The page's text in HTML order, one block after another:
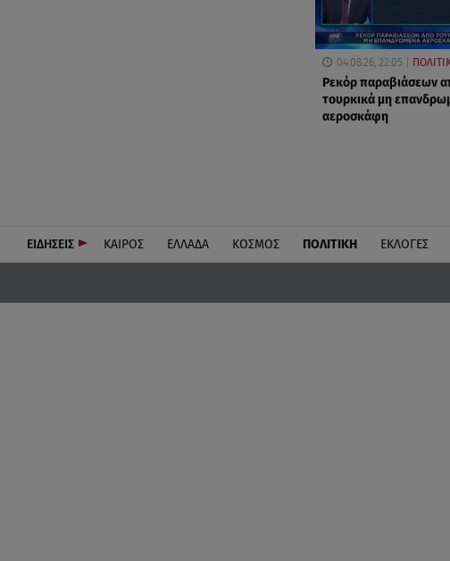
04.08.26, 22:05
Ρεκόρ παραβιάσεων
τουρκικά μη
αεροσκάφη
ΕΙΔΗΣΕΙΣ ΚΑΙΡΟΣ ΕΛΛΑΔΑ ΚΟΣΜΟΣ ΠΟΛΙΤΙΚΗ ΕΚΛΟΓΕΣ